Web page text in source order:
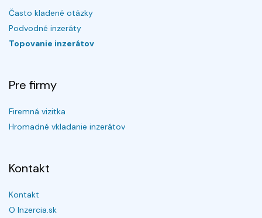
Často kladené otázky
Podvodné inzeráty
Topovanie inzerátov
Pre firmy
Firemná vizitka
Hromadné vkladanie inzerátov
Kontakt
Kontakt
O Inzercia.sk